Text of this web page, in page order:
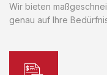
Wir bieten
genau auf Ihre